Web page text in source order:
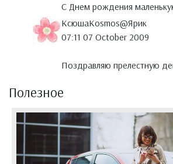
C Днем рождения
КсюшаKosmos@Ярик
07:11 07 October 2009
Поздравляю прелестную
Полезное